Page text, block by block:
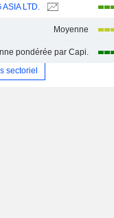
ASIA LTD.
Moyenne
pondérée par Capi.
sectoriel